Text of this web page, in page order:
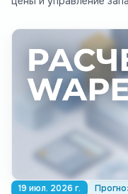
19 июл. 2026 г.